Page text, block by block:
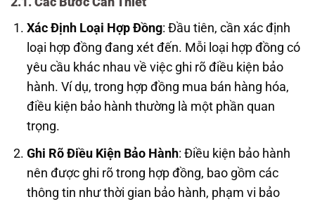
Xác Định Loại Hợp Đồng: Đầu tiên, cần xác định
loại hợp đồng đang xét đến. Mỗi loại hợp đồng có
yêu cầu khác nhau về việc ghi rõ điều kiện bảo
hành. Ví dụ, trong hợp đồng mua bán hàng hóa,
điều kiện bảo hành thường là một phần quan
trọng.
Ghi Rõ Điều Kiện Bảo Hành: Điều kiện bảo hành
nên được ghi rõ trong hợp đồng, bao gồm các
thông tin như thời gian bảo hành, phạm vi bảo